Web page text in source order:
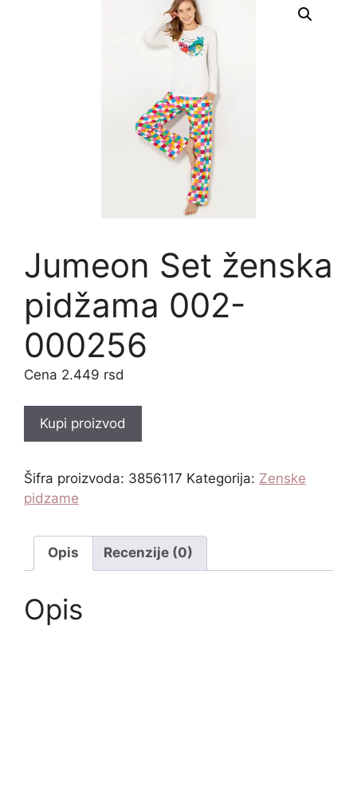
Jumeon Set ženska
pidžama 002-
000256
2.449 rsd
Kupi proizvod
Šifra proizvoda: 3856117 Kategorija: Zenske
pidzame
Opis Recenzije (0)
Opis